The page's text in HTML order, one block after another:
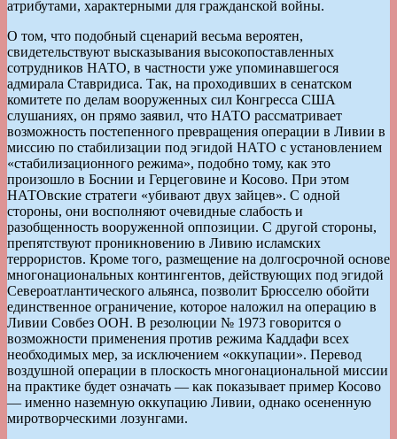
атрибутами, характерными для гражданской войны.
О том, что подобный сценарий весьма вероятен,
свидетельствуют высказывания высокопоставленных
сотрудников НАТО, в частности уже упоминавшегося
адмирала Ставридиса. Так, на проходивших в сенатском
комитете по делам вооруженных сил Конгресса США
слушаниях, он прямо заявил, что НАТО рассматривает
возможность постепенного превращения операции в Ливии в
миссию по стабилизации под эгидой НАТО с установлением
«стабилизационного режима», подобно тому, как это
произошло в Боснии и Герцеговине и Косово. При этом
НАТОвские стратеги «убивают двух зайцев». С одной
стороны, они восполняют очевидные слабость и
разобщенность вооруженной оппозиции. С другой стороны,
препятствуют проникновению в Ливию исламских
террористов. Кроме того, размещение на долгосрочной основе
многонациональных контингентов, действующих под эгидой
Североатлантического альянса, позволит Брюсселю обойти
единственное ограничение, которое наложил на операцию в
Ливии Совбез ООН. В резолюции № 1973 говорится о
возможности применения против режима Каддафи всех
необходимых мер, за исключением «оккупации». Перевод
воздушной операции в плоскость многонациональной миссии
на практике будет означать — как показывает пример Косово
— именно наземную оккупацию Ливии, однако осененную
миротворческими лозунгами.